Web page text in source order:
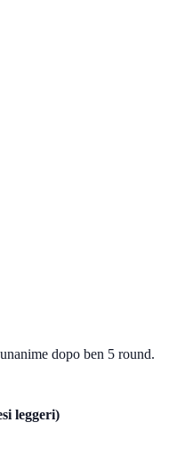
dopo ben 5 round.
leggeri)